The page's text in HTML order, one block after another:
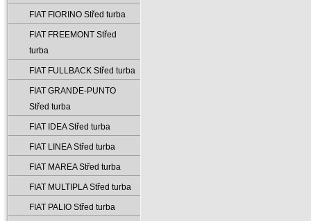
FIAT FIORINO Střed turba
FIAT FREEMONT Střed
turba
FIAT FULLBACK Střed turba
FIAT GRANDE-PUNTO
Střed turba
FIAT IDEA Střed turba
FIAT LINEA Střed turba
FIAT MAREA Střed turba
FIAT MULTIPLA Střed turba
FIAT PALIO Střed turba